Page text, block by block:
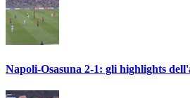
Napoli-Osasuna 2-1: gli highlights